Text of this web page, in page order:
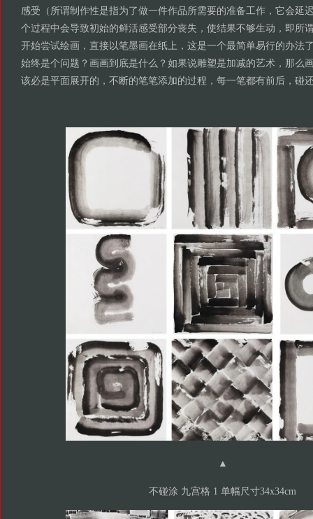
感受（所谓制作性是指为了做一件作品所需要的准备工作，它会延
个过程中会导致初始的鲜活感受部分丧失，使结果不够生动，即所
开始尝试绘画，直接以笔墨画在纸上，这是一个最简单易行的办法
始终是个问题？画画到底是什么？如果说雕塑是加减的艺术，那么
该必是平面展开的，不断的笔笔添加的过程，每一笔都有前后，碰
▲
不碰涂 九宫格 1 单幅尺寸34x34cm